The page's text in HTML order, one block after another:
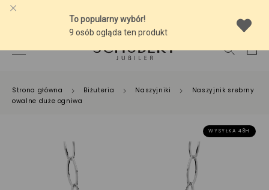
Strona główna Biżuteria Naszyjniki
Naszyjnik srebrny
owalne duże ogniwa
WYSYŁKA 48H